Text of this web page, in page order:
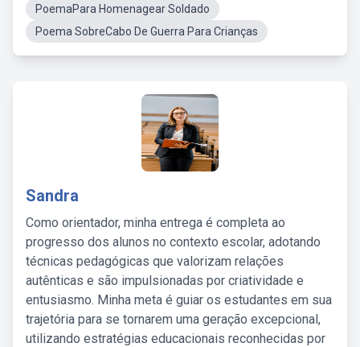
PoemaPara Homenagear Soldado
Poema SobreCabo De Guerra Para Crianças
Sandra
Como orientador, minha entrega é completa ao
progresso dos alunos no contexto escolar, adotando
técnicas pedagógicas que valorizam relações
autênticas e são impulsionadas por criatividade e
entusiasmo. Minha meta é guiar os estudantes em sua
trajetória para se tornarem uma geração excepcional,
utilizando estratégias educacionais reconhecidas por